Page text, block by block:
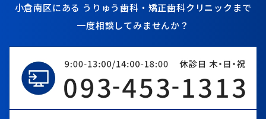
小倉南区にある うりゅう歯科・矯正歯科クリニックまで
一度相談してみませんか？